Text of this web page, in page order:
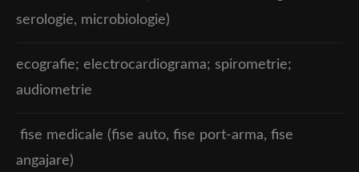
serologie, microbiologie)
ecografie; electrocardiograma; spirometrie;
audiometrie
fise medicale (fise auto, fise port-arma, fise
angajare)